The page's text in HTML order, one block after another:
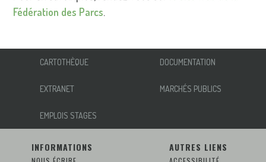
Fédération des Parcs.
CARTOTHÈQUE DOCUMENTATION
EXTRANET MARCHÉS PUBLICS
EMPLOIS STAGES
INFORMATIONS AUTRES LIENS